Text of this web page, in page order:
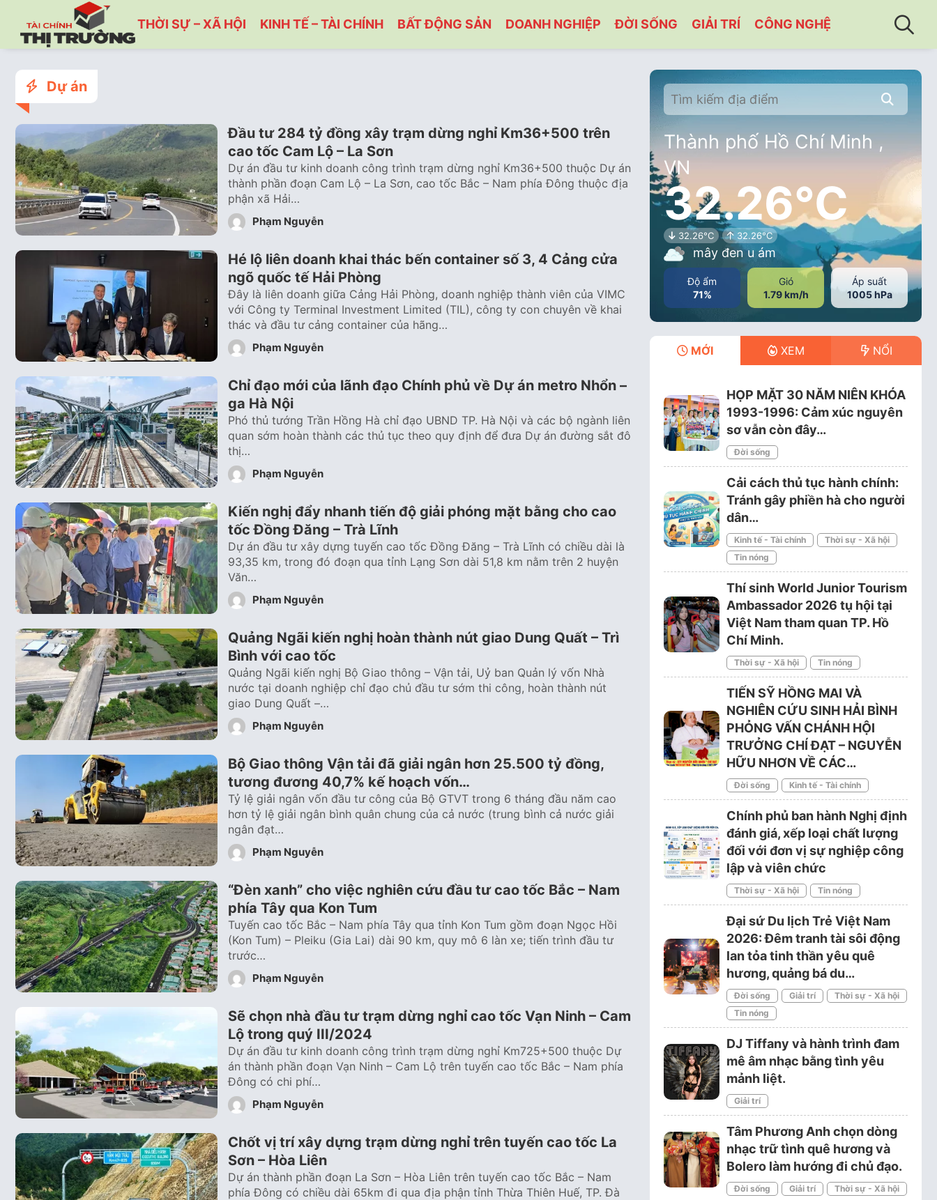
THỜI SỰ – XÃ HỘI KINH TẾ – TÀI CHÍNH BẤT ĐỘNG SẢN DOANH NGHIỆP ĐỜI SỐNG GIẢI TRÍ CÔNG NGHỆ
Dự án
Đầu tư 284 tỷ đồng xây trạm dừng nghỉ Km36+500 trên
cao tốc Cam Lộ – La Sơn
Dự án đầu tư kinh doanh công trình trạm dừng nghỉ Km36+500 thuộc Dự án
thành phần đoạn Cam Lộ – La Sơn, cao tốc Bắc – Nam phía Đông thuộc địa
phận xã Hải…
Phạm Nguyễn
Hé lộ liên doanh khai thác bến container số 3, 4 Cảng cửa
ngõ quốc tế Hải Phòng
Đây là liên doanh giữa Cảng Hải Phòng, doanh nghiệp thành viên của VIMC
với Công ty Terminal Investment Limited (TIL), công ty con chuyên về khai
thác và đầu tư cảng container của hãng…
Phạm Nguyễn
Chỉ đạo mới của lãnh đạo Chính phủ về Dự án metro Nhổn –
ga Hà Nội
Phó thủ tướng Trần Hồng Hà chỉ đạo UBND TP. Hà Nội và các bộ ngành liên
quan sớm hoàn thành các thủ tục theo quy định để đưa Dự án đường sắt đô
thị…
Phạm Nguyễn
Kiến nghị đẩy nhanh tiến độ giải phóng mặt bằng cho cao
tốc Đồng Đăng – Trà Lĩnh
Dự án đầu tư xây dựng tuyến cao tốc Đồng Đăng – Trà Lĩnh có chiều dài là
93,35 km, trong đó đoạn qua tỉnh Lạng Sơn dài 51,8 km nằm trên 2 huyện
Văn…
Phạm Nguyễn
Quảng Ngãi kiến nghị hoàn thành nút giao Dung Quất – Trì
Bình với cao tốc
Quảng Ngãi kiến nghị Bộ Giao thông – Vận tải, Uỷ ban Quản lý vốn Nhà
nước tại doanh nghiệp chỉ đạo chủ đầu tư sớm thi công, hoàn thành nút
giao Dung Quất –…
Phạm Nguyễn
Bộ Giao thông Vận tải đã giải ngân hơn 25.500 tỷ đồng,
tương đương 40,7% kế hoạch vốn…
Tỷ lệ giải ngân vốn đầu tư công của Bộ GTVT trong 6 tháng đầu năm cao
hơn tỷ lệ giải ngân bình quân chung của cả nước (trung bình cả nước giải
ngân đạt…
Phạm Nguyễn
“Đèn xanh” cho việc nghiên cứu đầu tư cao tốc Bắc – Nam
phía Tây qua Kon Tum
Tuyến cao tốc Bắc – Nam phía Tây qua tỉnh Kon Tum gồm đoạn Ngọc Hồi
(Kon Tum) – Pleiku (Gia Lai) dài 90 km, quy mô 6 làn xe; tiến trình đầu tư
trước…
Phạm Nguyễn
Sẽ chọn nhà đầu tư trạm dừng nghỉ cao tốc Vạn Ninh – Cam
Lộ trong quý III/2024
Dự án đầu tư kinh doanh công trình trạm dừng nghỉ Km725+500 thuộc Dự
án thành phần đoạn Vạn Ninh – Cam Lộ trên tuyến cao tốc Bắc – Nam phía
Đông có chi phí…
Phạm Nguyễn
Chốt vị trí xây dựng trạm dừng nghỉ trên tuyến cao tốc La
Sơn – Hòa Liên
Dự án thành phần đoạn La Sơn – Hòa Liên trên tuyến cao tốc Bắc – Nam
phía Đông có chiều dài 65km đi qua địa phận tỉnh Thừa Thiên Huế, TP. Đà
Thành phố Hồ Chí Minh ,
VN
32.26°C
32.26°C 32.26°C
mây đen u ám
Độ ẩm
71%
Gió
1.79 km/h
Áp suất
1005 hPa
MỚI XEM NỔI
HỌP MẶT 30 NĂM NIÊN KHÓA
1993-1996: Cảm xúc nguyên
sơ vẫn còn đây…
Đời sống
Cải cách thủ tục hành chính:
Tránh gây phiền hà cho người
dân…
Kinh tế - Tài chính
Thời sự - Xã hội
Tin nóng
Thí sinh World Junior Tourism
Ambassador 2026 tụ hội tại
Việt Nam tham quan TP. Hồ
Chí Minh.
Thời sự - Xã hội Tin nóng
TIẾN SỸ HỒNG MAI VÀ
NGHIÊN CỨU SINH HẢI BÌNH
PHỎNG VẤN CHÁNH HỘI
TRƯỞNG CHÍ ĐẠT – NGUYỄN
HỮU NHƠN VỀ CÁC…
Đời sống Kinh tế - Tài chính
Chính phủ ban hành Nghị định
đánh giá, xếp loại chất lượng
đối với đơn vị sự nghiệp công
lập và viên chức
Thời sự - Xã hội Tin nóng
Đại sứ Du lịch Trẻ Việt Nam
2026: Đêm tranh tài sôi động
lan tỏa tinh thần yêu quê
hương, quảng bá du…
Đời sống Giải trí
Thời sự - Xã hội
Tin nóng
DJ Tiffany và hành trình đam
mê âm nhạc bằng tình yêu
mảnh liệt.
Giải trí
Tâm Phương Anh chọn dòng
nhạc trữ tình quê hương và
Bolero làm hướng đi chủ đạo.
Đời sống Giải trí Thời sự - Xã hội